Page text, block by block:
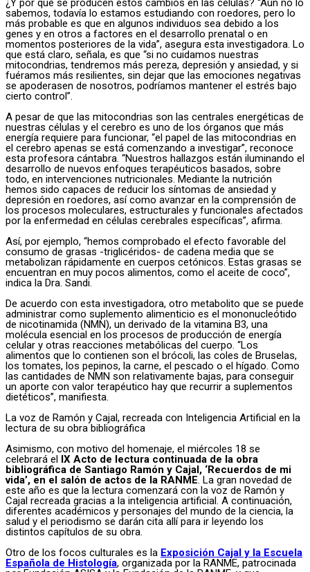
¿Y por qué se producen estos cambios en las células? “Aún no lo
sabemos, todavía lo estamos estudiando con roedores, pero lo
más probable es que en algunos individuos sea debido a los
genes y en otros a factores en el desarrollo prenatal o en
momentos posteriores de la vida”, asegura esta investigadora. Lo
que está claro, señala, es que “si no cuidamos nuestras
mitocondrias, tendremos más pereza, depresión y ansiedad, y si
fuéramos más resilientes, sin dejar que las emociones negativas
se apoderasen de nosotros, podríamos mantener el estrés bajo
cierto control”.
A pesar de que las mitocondrias son las centrales energéticas de
nuestras células y el cerebro es uno de los órganos que más
energía requiere para funcionar, “el papel de las mitocondrias en
el cerebro apenas se está comenzando a investigar”, reconoce
esta profesora cántabra. “Nuestros hallazgos están iluminando el
desarrollo de nuevos enfoques terapéuticos basados, sobre
todo, en intervenciones nutricionales. Mediante la nutrición
hemos sido capaces de reducir los síntomas de ansiedad y
depresión en roedores, así como avanzar en la comprensión de
los procesos moleculares, estructurales y funcionales afectados
por la enfermedad en células cerebrales específicas”, afirma.
Así, por ejemplo, “hemos comprobado el efecto favorable del
consumo de grasas -triglicéridos- de cadena media que se
metabolizan rápidamente en cuerpos cetónicos. Estas grasas se
encuentran en muy pocos alimentos, como el aceite de coco”,
indica la Dra. Sandi.
De acuerdo con esta investigadora, otro metabolito que se puede
administrar como suplemento alimenticio es el mononucleótido
de nicotinamida (NMN), un derivado de la vitamina B3, una
molécula esencial en los procesos de producción de energía
celular y otras reacciones metabólicas del cuerpo. “Los
alimentos que lo contienen son el brócoli, las coles de Bruselas,
los tomates, los pepinos, la carne, el pescado o el hígado. Como
las cantidades de NMN son relativamente bajas, para conseguir
un aporte con valor terapéutico hay que recurrir a suplementos
dietéticos”, manifiesta.
La voz de Ramón y Cajal, recreada con Inteligencia Artificial en la
lectura de su obra bibliográfica
Asimismo, con motivo del homenaje, el miércoles 18 se
celebrará el IX Acto de lectura continuada de la obra
bibliográfica de Santiago Ramón y Cajal, ‘Recuerdos de mi
vida’, en el salón de actos de la RANME. La gran novedad de
este año es que la lectura comenzará con la voz de Ramón y
Cajal recreada gracias a la inteligencia artificial. A continuación,
diferentes académicos y personajes del mundo de la ciencia, la
salud y el periodismo se darán cita allí para ir leyendo los
distintos capítulos de su obra.
Otro de los focos culturales es la Exposición Cajal y la Escuela
Española de Histología, organizada por la RANME, patrocinada